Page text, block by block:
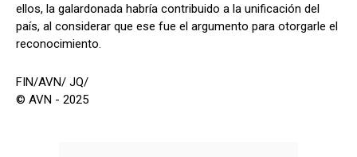
ellos, la galardonada habría contribuido a la unificación del
país, al considerar que ese fue el argumento para otorgarle el
reconocimiento.
FIN/AVN/ JQ/
© AVN - 2025